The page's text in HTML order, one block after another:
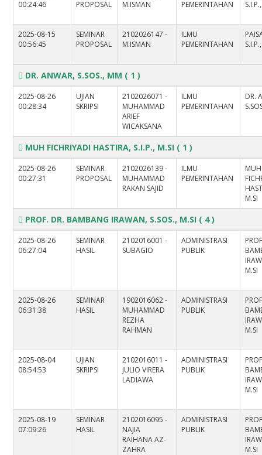
00:24:46
PROPOSAL
M.ISMAN
PEMERINTAHAN
2025-08-15
00:56:45
SEMINAR
PROPOSAL
2102026147 -
M.ISMAN
ILMU
PEMERINTAHAN
DR. ANWAR, S.SOS., MM ( 1 )
2025-08-26
00:28:34
UJIAN
SKRIPSI
2102026071 -
MUHAMMAD
ARIEF
WICAKSANA
ILMU
PEMERINTAHAN
DR.
MUH FICHRIYADI HASTIRA, S.I.P., M.SI ( 1 )
2025-08-26
00:27:31
SEMINAR
PROPOSAL
2102026139 -
MUHAMMAD
RAKAN SAJID
ILMU
PEMERINTAHAN
MUH
M.SI
PROF. DR. BAMBANG IRAWAN, S.SOS., M.SI ( 4 )
2025-08-26
06:27:04
SEMINAR
HASIL
2102016001 -
SUBAGIO
ADMINISTRASI
PUBLIK
M.SI
2025-08-26
06:31:38
SEMINAR
HASIL
1902016062 -
MUHAMMAD
REZHA
RAHMAN
ADMINISTRASI
PUBLIK
M.SI
2025-08-04
08:54:53
UJIAN
SKRIPSI
2102016011 -
JULIO VIRERA
LADIAWA
ADMINISTRASI
PUBLIK
M.SI
2025-08-19
07:09:26
SEMINAR
HASIL
2102016095 -
NAJIA
RAIHANA AZ-
ZAHRA
ADMINISTRASI
PUBLIK
M.SI